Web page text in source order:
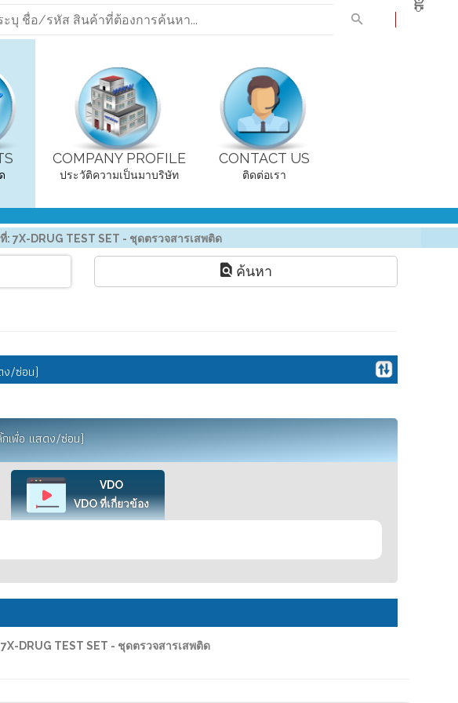
0
COMPANY PROFILE
ประวัติความเป็นมาบริษัท
CONTACT US
ติดต่อเรา
: 7X-DRUG TEST SET - ชุดตรวจสารเสพติด
ค้นหา
ง/ซ่อน)
เพื่อ แสดง/ซ่อน)
VDO
VDO ที่เกี่ยวข้อง
7X-DRUG TEST SET - ชุดตรวจสารเสพติด